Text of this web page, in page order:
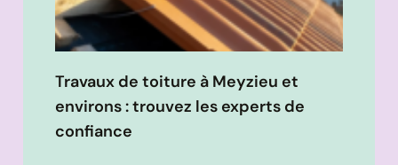
Travaux de toiture à Meyzieu et
environs : trouvez les experts de
confiance